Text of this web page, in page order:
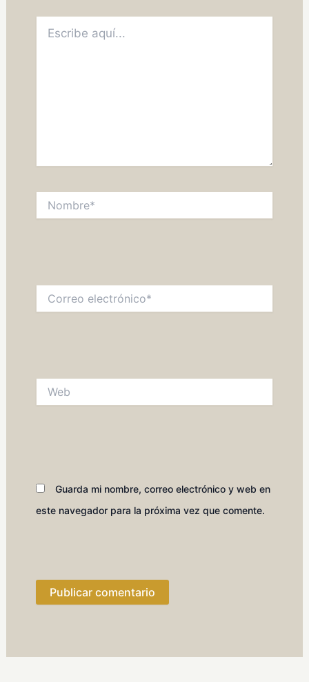
aquí...
electrónico*
Guarda mi nombre, correo electrónico y web en
este navegador para la próxima vez que comente.